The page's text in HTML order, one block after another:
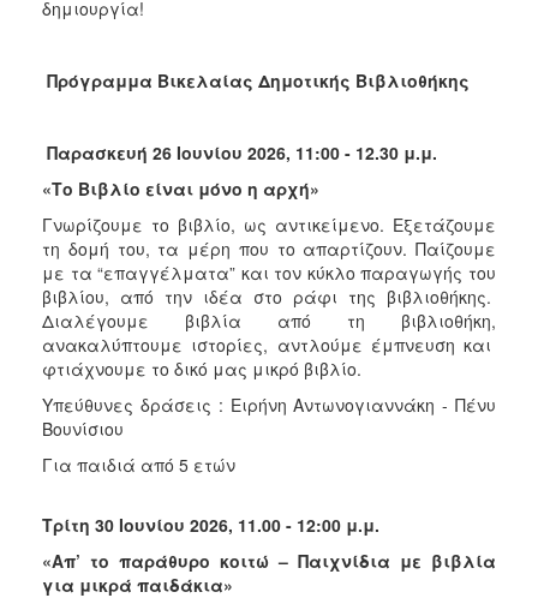
δημιουργία!
Πρόγραμμα Βικελαίας Δημοτικής Βιβλιοθήκης
Παρασκευή 26 Ιουνίου 2026, 11:00 - 12.30 μ.μ.
«Το Βιβλίο είναι μόνο η αρχή»
Γνωρίζουμε το βιβλίο, ως αντικείμενο. Εξετάζουμε
τη δομή του, τα μέρη που το απαρτίζουν. Παίζουμε
με τα “επαγγέλματα” και τον κύκλο παραγωγής του
βιβλίου, από την ιδέα στο ράφι της βιβλιοθήκης.
Διαλέγουμε βιβλία από τη βιβλιοθήκη,
ανακαλύπτουμε ιστορίες, αντλούμε έμπνευση και
φτιάχνουμε το δικό μας μικρό βιβλίο.
Υπεύθυνες δράσεις : Ειρήνη Αντωνογιαννάκη - Πένυ
Βουνίσιου
Για παιδιά από 5 ετών
Τρίτη 30 Ιουνίου 2026, 11.00 - 12:00 μ.μ.
«Απ’ το παράθυρο κοιτώ – Παιχνίδια με βιβλία
για μικρά παιδάκια»